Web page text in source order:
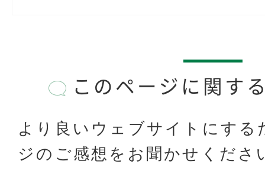
このページに関す
より良いウェブサイトにする
ジのご感想をお聞かせくださ